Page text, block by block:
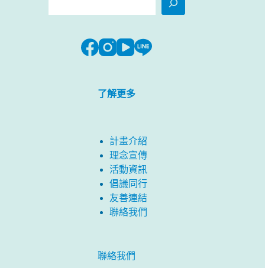
了解更多
計畫介紹
理念宣傳
活動資訊
倡議同行
友善連結
聯絡我們
聯絡我們